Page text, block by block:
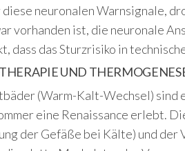
neuronalen Warnsignale,
vorhanden ist, die neuronale
dass das Sturzrisiko in
UND
(Warm-Kalt-Wechsel) sind
eine Renaissance erlebt.
der Gefäße bei Kälte) und